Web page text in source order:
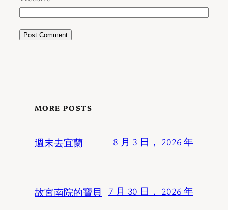
MORE POSTS
週末去宜蘭 8 月 3 日， 2026 年
故宮南院的寶貝 7 月 30 日， 2026 年